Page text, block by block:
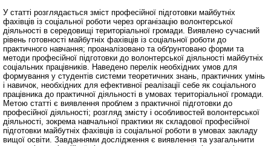
У статті розглядається зміст професійної підготовки майбутніх
фахівців із соціальної роботи через організацію волонтерської
діяльності в середовищі територіальної громади. Виявлено сучасний
рівень готовності майбутніх фахівців із соціальної роботи до
практичного навчання; проаналізовано та обґрунтовано форми та
методи професійної підготовки до волонтерської діяльності майбутніх
соціальних працівників. Наведено перелік необхідних умов для
формування у студентів системи теоретичних знань, практичних умінь
і навичок, необхідних для ефективної реалізації себе як соціального
працівника до практичної діяльності в умовах територіальної громади.
Метою статті є виявлення проблем з практичної підготовки до
професійної діяльності; розгляд змісту і особливостей волонтерської
діяльності, зокрема навчальної практики як складової професійної
підготовки майбутніх фахівців із соціальної роботи в умовах закладу
вищої освіти. Завданнями дослідження є виявлення та узагальнити